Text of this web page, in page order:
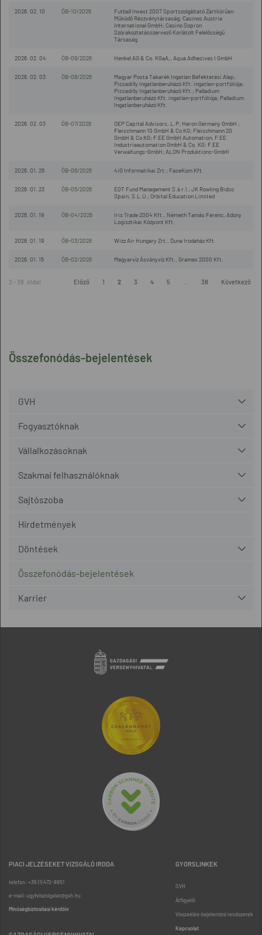
Összefonódás-bejelentések
GVH
Fogyasztóknak
Vállalkozásoknak
Szakmai felhasználóknak
Sajtószoba
Hirdetmények
Döntések
Összefonódás-bejelentések
Karrier
2026. 02. 10 ÖB-10/2026
Futball Invest 2007 Sportszolgáltató Zártkörűen
Működő Részvénytársaság; Casinos Austria
International GmbH; Casino Sopron
Szórakoztatásszervező Korlátolt Felelősségű
Társaság
2026. 02. 04 ÖB-09/2026 Henkel AG & Co. KGaA,, Aqua Adhesives I GmbH
2026. 02. 03 ÖB-08/2026
Magyar Posta Takarék Ingatlan Befektetési Alap;
Piccadilly Ingatlanberuházó Kft. ingatlan-portfóliója;
Piccadilly Ingatlanberuházó Kft.; Palladium
Ingatlanberuházó Kft. ingatlan-portfóliója; Palladium
Ingatlanberuházó Kft.
2026. 02. 03 ÖB-07/2026
OEP Capital Advisors, L.P; Heron Germany GmbH ;
Fleischmann 10 GmbH & Co KG; Fleischmann 20
GmbH & Co KG; F.EE GmbH Automation; F.EE
Industrieautomation GmbH & Co. KG; F.EE
Verwaltungs-GmbH; ALON Produktions-GmbH
2026. 01. 26 ÖB-06/2026 4iG Informatikai Zrt.; FaceKom Kft.
2026. 01. 23 ÖB-05/2026
EQT Fund Management S.à r.l.; JK Rowling Bidco
Spain, S.L.U.; Orbital Education Limited
2026. 01. 19 ÖB-04/2026
Iris Trade 2004 Kft., Németh Tamás Ferenc, Adony
Logisztikai Központ Kft.
2026. 01. 19 ÖB-03/2026 Wizz Air Hungary Zrt., Duna Irodaház Kft.
2026. 01. 15 ÖB-02/2026 Magyarvíz Ásványvíz Kft., Gramex 2000 Kft.
2 - 38. oldal Előző 1 2 3 4 5 38 Következő
PIACI JELZÉSEKET VIZSGÁLÓ IRODA
telefon: +36 (1) 472-8851
e-mail: ugyfelszolgalat@gvh.hu
Minőségbiztosítási kérdőív
GYORSLINKEK
GVH
Árfigyelő
Visszaélés-bejelentési rendszerek
Kapcsolat